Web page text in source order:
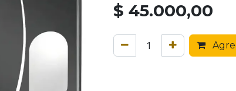
$ 45.000,00